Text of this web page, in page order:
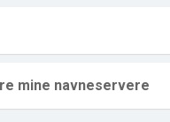
mine navneservere